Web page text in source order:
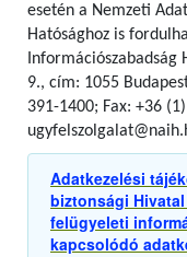
esetén a Nemzeti
Hatósághoz is
Információszabadság
9., cím: 1055
391-1400; Fax: +36
Adatkezelési
biztonsági
felügyeleti
kapcsolódó